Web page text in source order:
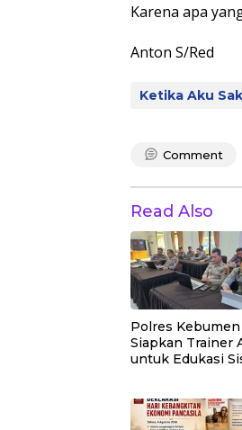
Karena apa
Anton S/Red
Ketika Aku
Comment
Read Also
Polres Kebumen
Siapkan Trainer
untuk Edukasi